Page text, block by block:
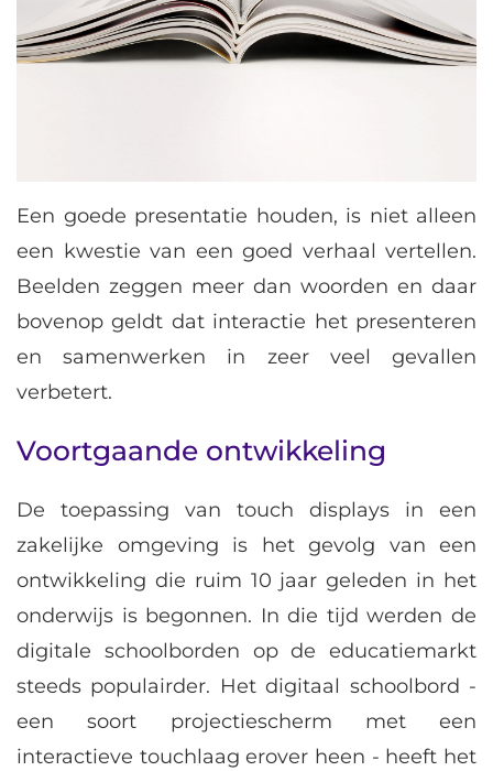
Een goede presentatie houden, is niet alleen
een kwestie van een goed verhaal vertellen.
Beelden zeggen meer dan woorden en daar
bovenop geldt dat interactie het presenteren
en samenwerken in zeer veel gevallen
verbetert.
Voortgaande ontwikkeling
De toepassing van touch displays in een
zakelijke omgeving is het gevolg van een
ontwikkeling die ruim 10 jaar geleden in het
onderwijs is begonnen. In die tijd werden de
digitale schoolborden op de educatiemarkt
steeds populairder. Het digitaal schoolbord -
een soort projectiescherm met een
interactieve touchlaag erover heen - heeft het